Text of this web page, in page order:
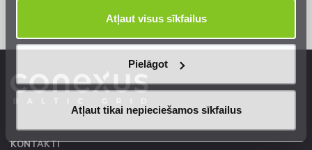
Atļaut visus sīkfailus
Pielāgot
Atļaut tikai nepieciešamos sīkfailus
KONTAKTI